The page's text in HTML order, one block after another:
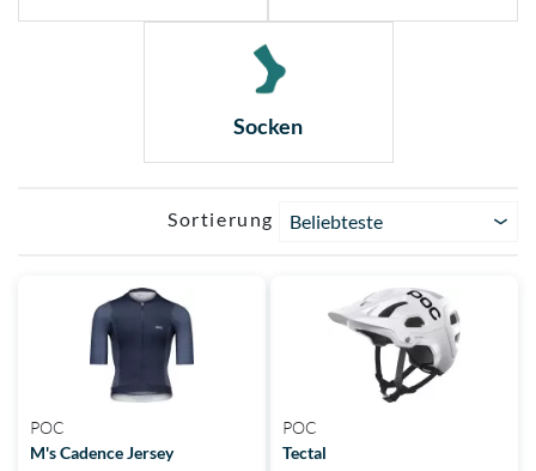
Socken
Sortierung Beliebteste
POC
M's Cadence Jersey
POC
Tectal